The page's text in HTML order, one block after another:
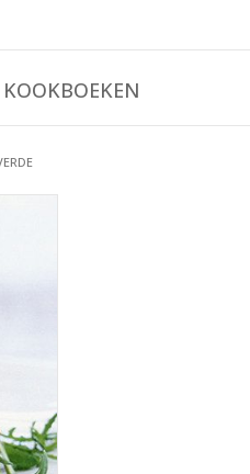
KOOKBOEKEN